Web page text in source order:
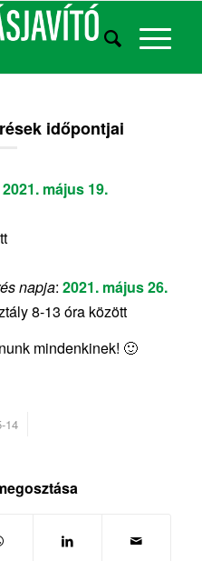
időpontjai
2021. május 19.
napja: 2021. május 26.
8-13 óra között
mindenkinek! 🙂
14